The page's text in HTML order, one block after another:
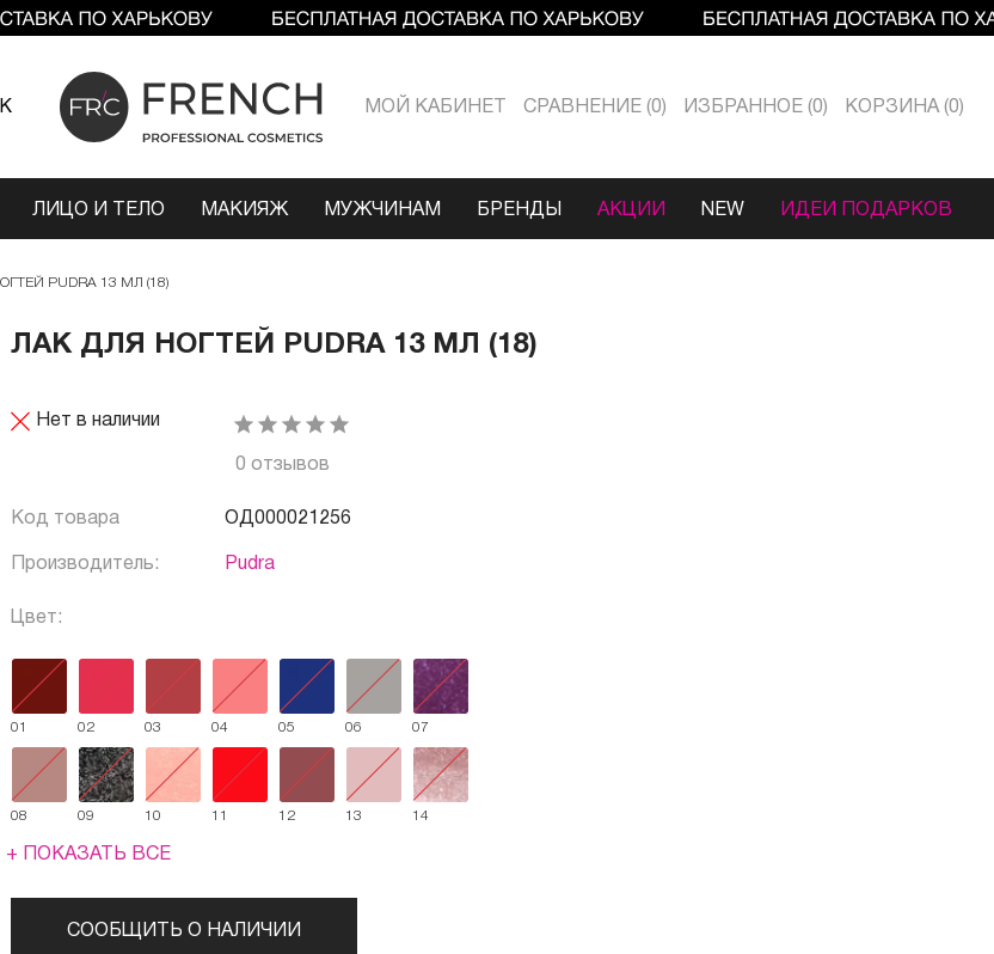
МОЙ КАБИНЕТ СРАВНЕНИЕ 0 ИЗБРАННОЕ 0 КОРЗИНА 0
ЛИЦО И ТЕЛО МАКИЯЖ МУЖЧИНАМ БРЕНДЫ АКЦИИ NEW ИДЕИ ПОДАРКОВ
PUDRA 13 МЛ (18)
ЛАК ДЛЯ НОГТЕЙ PUDRA 13 МЛ (18)
Нет в наличии
0 отзывов
Код товара ОД000021256
Производитель: Pudra
Цвет:
01 02 03 04 05 06 07
08 09 10 11 12 13 14
+ ПОКАЗАТЬ ВСЕ
СООБЩИТЬ О НАЛИЧИИ